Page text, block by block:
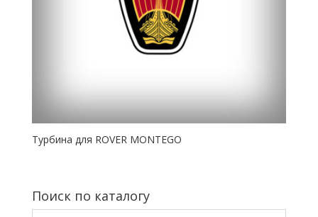
Турбина для ROVER MONTEGO
Поиск по каталогу